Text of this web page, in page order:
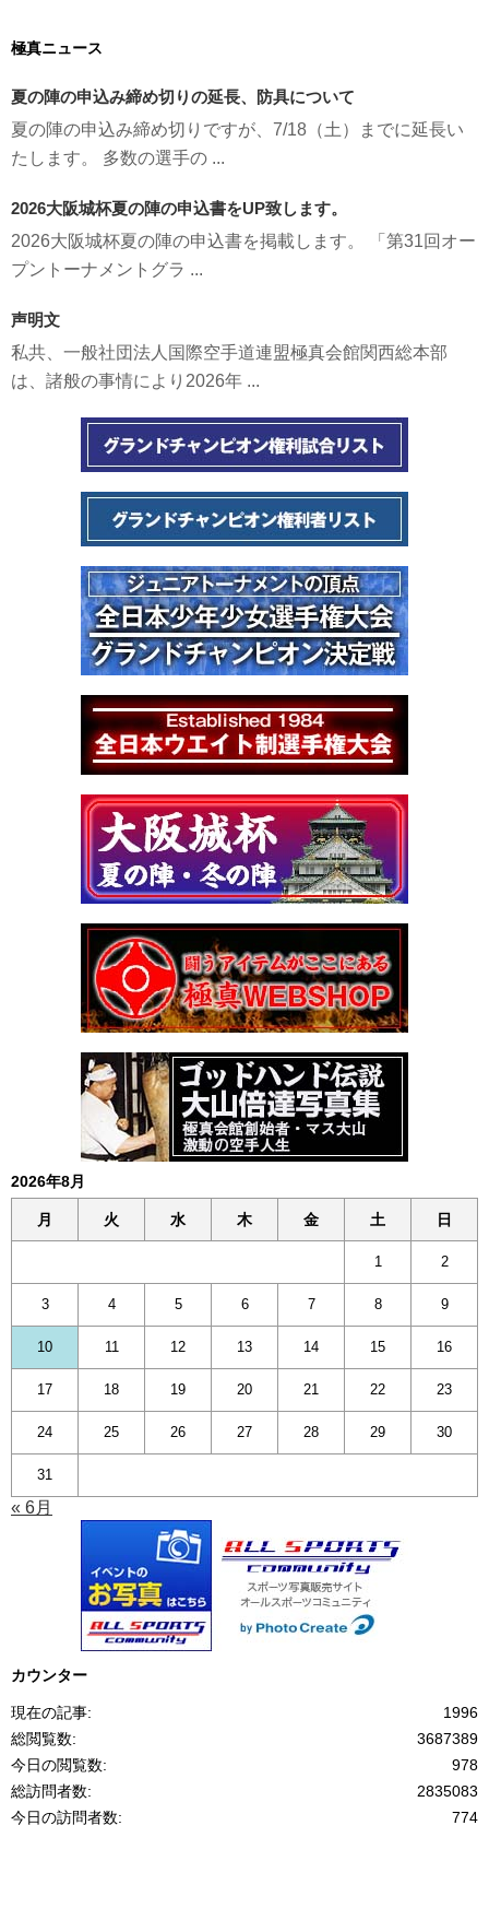
極真ニュース
夏の陣の申込み締め切りの延長、防具について
夏の陣の申込み締め切りですが、7/18（土）までに延長い
たします。 多数の選手の ...
2026大阪城杯夏の陣の申込書をUP致します。
2026大阪城杯夏の陣の申込書を掲載します。 「第31回オー
プントーナメントグラ ...
声明文
私共、一般社団法人国際空手道連盟極真会館関西総本部
は、諸般の事情により2026年 ...
2026年8月
月 火 水 木 金 土 日
1 2
3 4 5 6 7 8 9
10 11 12 13 14 15 16
17 18 19 20 21 22 23
24 25 26 27 28 29 30
31
« 6月
カウンター
1996
現在の記事:
3687389
総閲覧数:
978
今日の閲覧数:
2835083
総訪問者数:
774
今日の訪問者数: